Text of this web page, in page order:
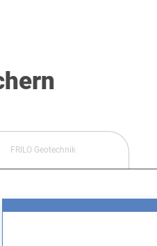
FRILO Geotechnik